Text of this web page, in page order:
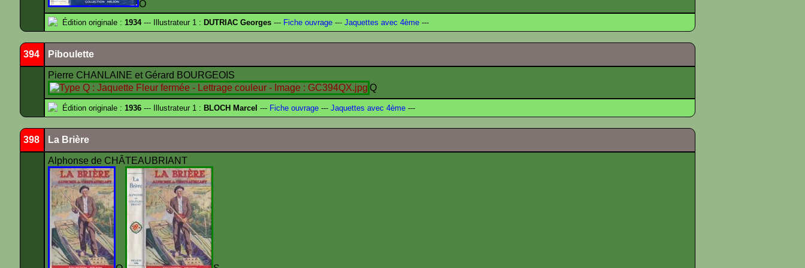
O
Édition originale : 1934--- Illustrateur 1 : DUTRIAC Georges --- Fiche ouvrage --- Jaquettes avec 4ème ---
394 Piboulette
Pierre CHANLAINE et Gérard BOURGEOIS
Q
Édition originale : 1936 --- Illustrateur 1 : BLOCH Marcel --- Fiche ouvrage --- Jaquettes avec 4ème ---
398 La Brière
Alphonse de CHÂTEAUBRIANT